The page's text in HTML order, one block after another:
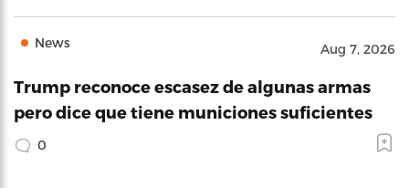
News Aug 7, 2026
Trump reconoce escasez de algunas armas
pero dice que tiene municiones suficientes
0